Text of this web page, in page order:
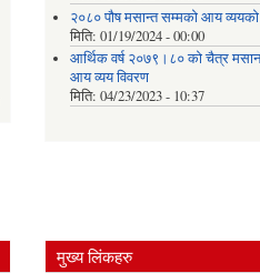
२०८० पौष मसान्त सम्मको आय व्ययको
मिति:01/19/2024 - 00:00
आर्थिक वर्ष २०७९।८० को चैत्र
आय व्यय विवरण
मिति:04/23/2023 - 10:37
मुख्य लिंकहरु